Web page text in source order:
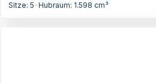
Sitze: 5•Hubraum: 1.598 cm³